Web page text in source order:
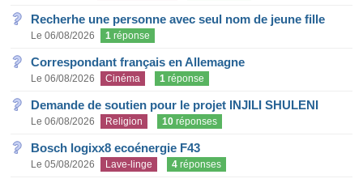
Recherhe une personne avec seul nom de jeune fille
Le 06/08/2026 1 réponse
Correspondant français en Allemagne
Le 06/08/2026 Cinéma 1 réponse
Demande de soutien pour le projet INJILI SHULENI
Le 06/08/2026 Religion 10 réponses
Bosch logixx8 ecoénergie F43
Le 05/08/2026 Lave-linge 4 réponses